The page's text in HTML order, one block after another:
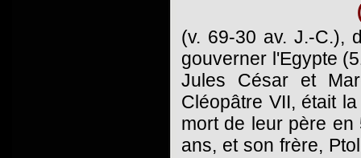
(v. 69-30 av. J.-C.),
gouverner l'Egypte
Jules César et
Cléopâtre VII, était
mort de leur père
ans, et son frère,